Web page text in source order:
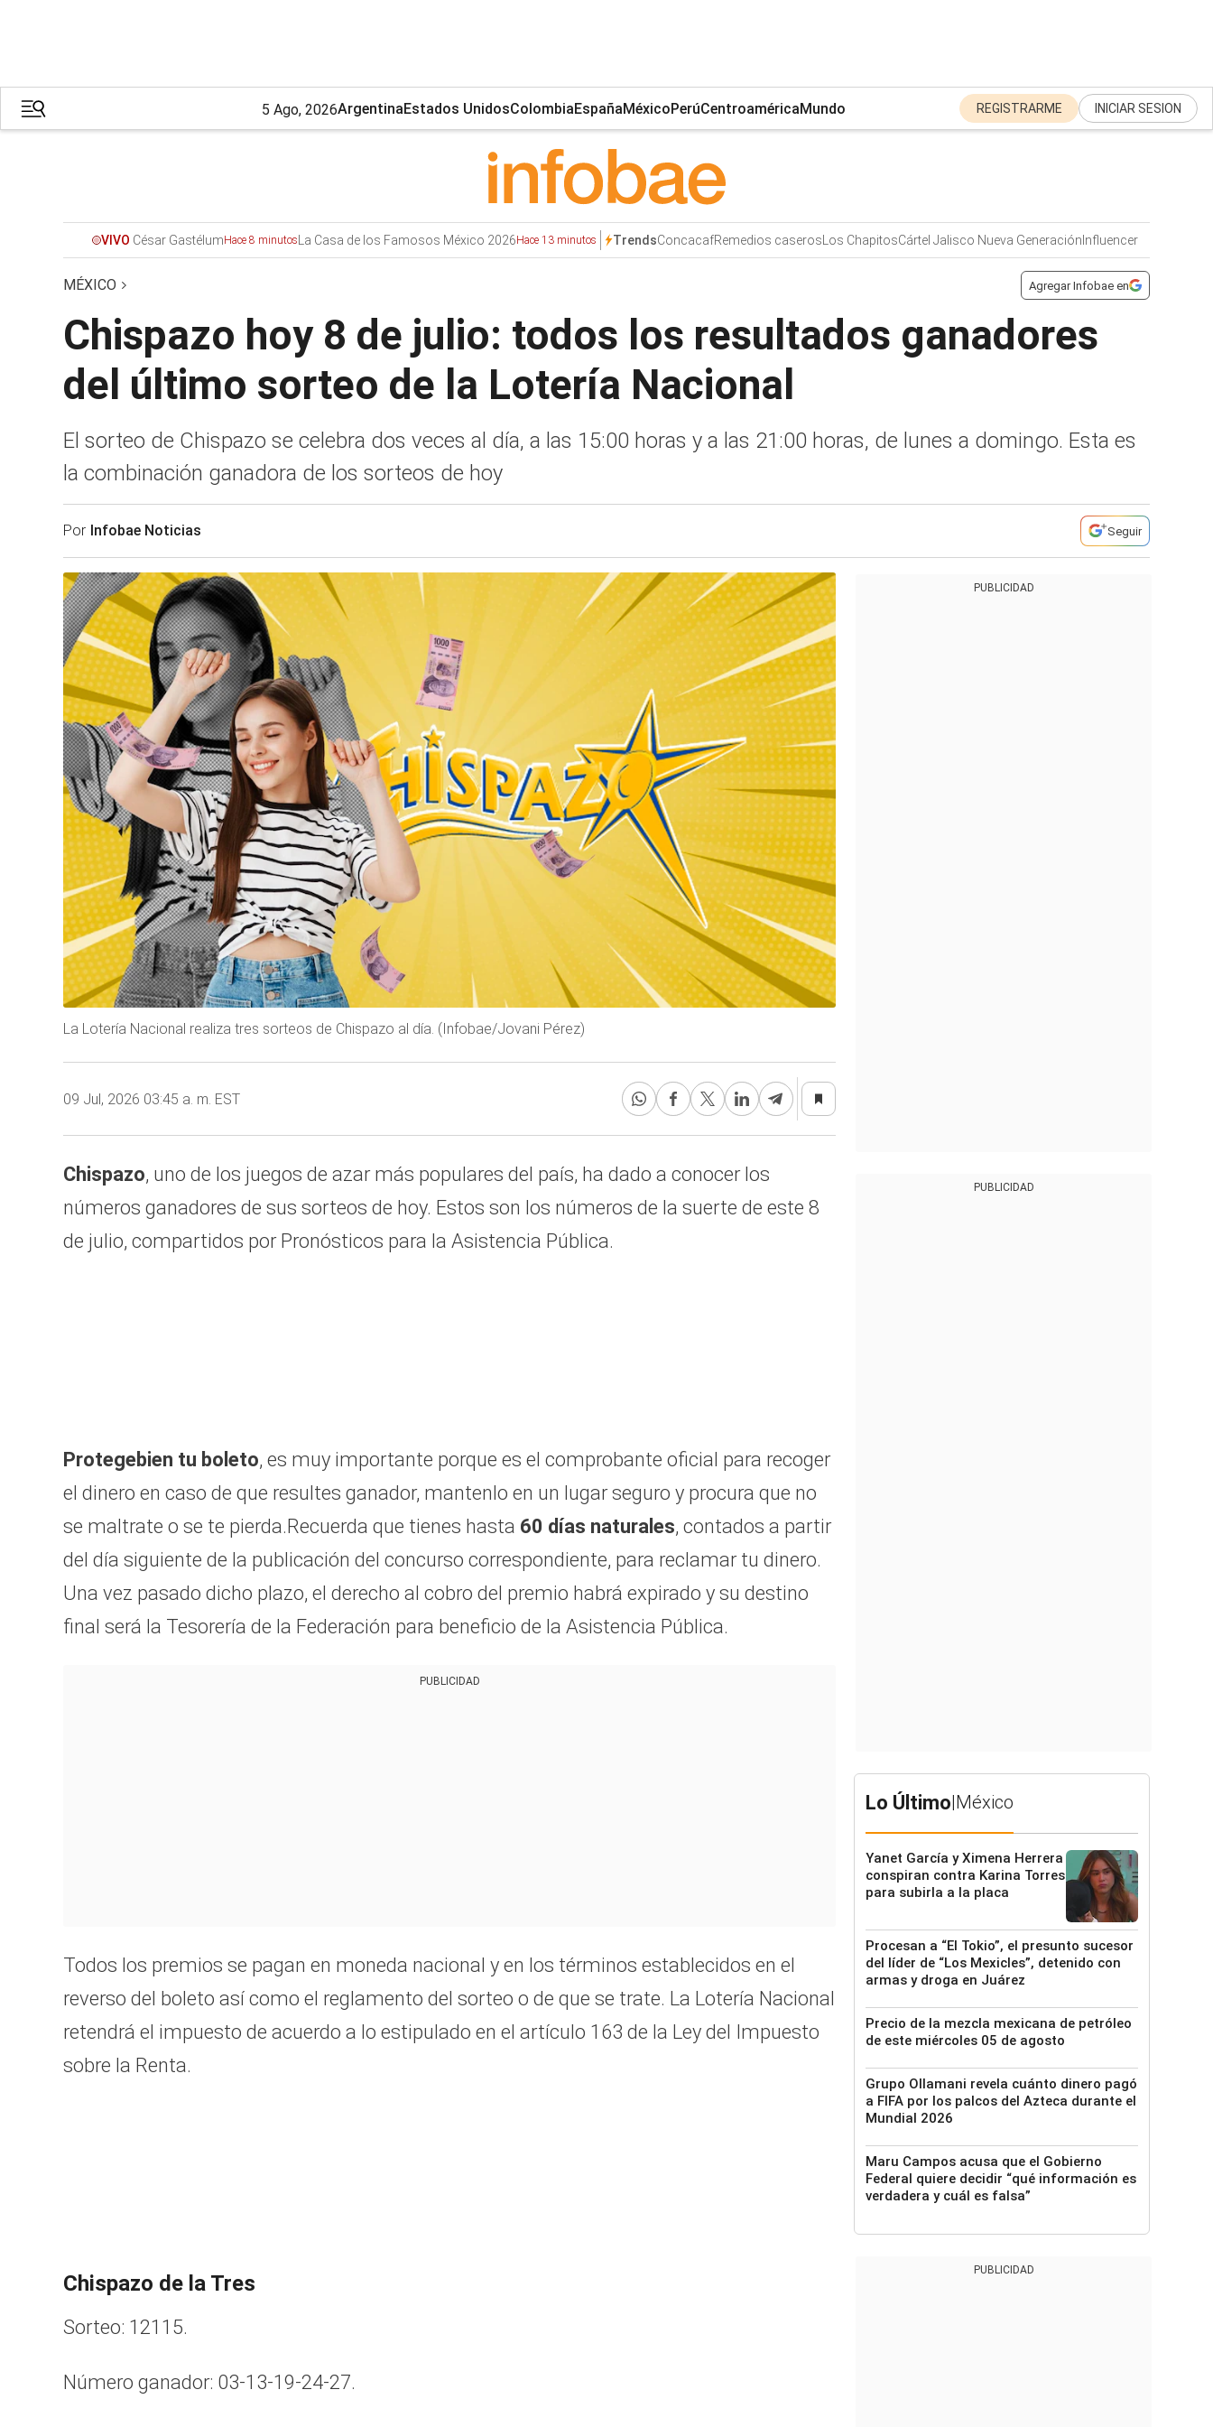
5 Ago, 2026ArgentinaEstados UnidosColombiaEspañaMéxicoPerúCentroaméricaMundo REGISTRARME INICIAR SESION
VIVO César GastélumHace 8 minutosLa Casa de los Famosos México 2026Hace 13 minutos TrendsConcacafRemedios caserosLos ChapitosCártel Jalisco Nueva GeneraciónInfluencer
MÉXICO Agregar Infobae en
Chispazo hoy 8 de julio: todos los resultados ganadores
del último sorteo de la Lotería Nacional
El sorteo de Chispazo se celebra dos veces al día, a las 15:00 horas y a las 21:00 horas, de lunes a domingo. Esta es
la combinación ganadora de los sorteos de hoy
Por Infobae Noticias Seguir
La Lotería Nacional realiza tres sorteos de Chispazo al día. (Infobae/Jovani Pérez)
09 Jul, 2026 03:45 a. m. EST
Chispazo, uno de los juegos de azar más populares del país, ha dado a conocer los
números ganadores de sus sorteos de hoy. Estos son los números de la suerte de este 8
de julio, compartidos por Pronósticos para la Asistencia Pública.
Protege bien tu boleto, es muy importante porque es el comprobante oficial para recoger
el dinero en caso de que resultes ganador, mantenlo en un lugar seguro y procura que no
se maltrate o se te pierda.Recuerda que tienes hasta 60 días naturales, contados a partir
del día siguiente de la publicación del concurso correspondiente, para reclamar tu dinero.
Una vez pasado dicho plazo, el derecho al cobro del premio habrá expirado y su destino
final será la Tesorería de la Federación para beneficio de la Asistencia Pública.
PUBLICIDAD
Todos los premios se pagan en moneda nacional y en los términos establecidos en el
reverso del boleto así como el reglamento del sorteo o de que se trate. La Lotería Nacional
retendrá el impuesto de acuerdo a lo estipulado en el artículo 163 de la Ley del Impuesto
sobre la Renta.
Chispazo de la Tres
Sorteo: 12115.
Número ganador: 03-13-19-24-27.
PUBLICIDAD
PUBLICIDAD
Lo Último|México
Yanet García y Ximena Herrera
conspiran contra Karina Torres
para subirla a la placa
Procesan a “El Tokio”, el presunto sucesor
del líder de “Los Mexicles”, detenido con
armas y droga en Juárez
Precio de la mezcla mexicana de petróleo
de este miércoles 05 de agosto
Grupo Ollamani revela cuánto dinero pagó
a FIFA por los palcos del Azteca durante el
Mundial 2026
Maru Campos acusa que el Gobierno
Federal quiere decidir “qué información es
verdadera y cuál es falsa”
PUBLICIDAD